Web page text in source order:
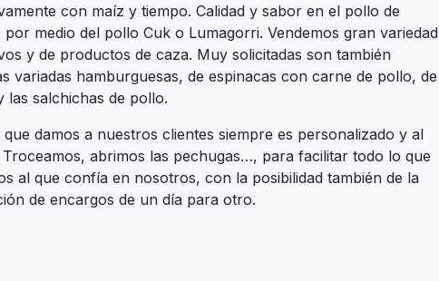
con maíz y tiempo. Calidad y sabor en el pollo de
por medio del pollo Cuk o Lumagorri. Vendemos gran variedad
y de productos de caza. Muy solicitadas son también
variadas hamburguesas, de espinacas con carne de pollo, de
las salchichas de pollo.
que damos a nuestros clientes siempre es personalizado y al
Troceamos, abrimos las pechugas…, para facilitar todo lo que
al que confía en nosotros, con la posibilidad también de la
de encargos de un día para otro.